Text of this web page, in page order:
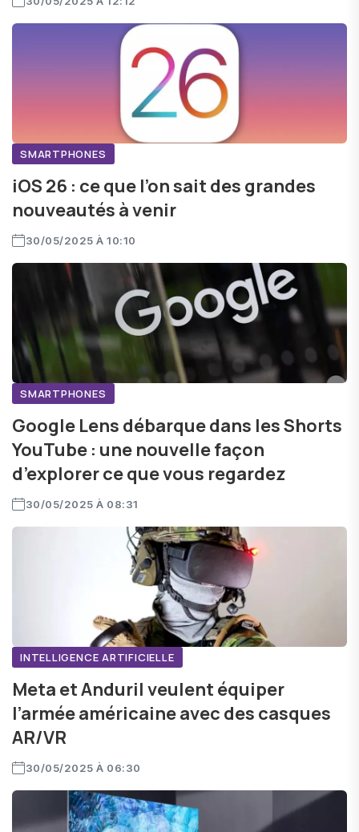
SMARTPHONES
iOS 26 : ce que l’on sait des grandes
nouveautés à venir
30/05/2025 À 10:10
SMARTPHONES
Google Lens débarque dans les Shorts
YouTube : une nouvelle façon
d’explorer ce que vous regardez
30/05/2025 À 08:31
INTELLIGENCE ARTIFICIELLE
Meta et Anduril veulent équiper
l’armée américaine avec des casques
AR/VR
30/05/2025 À 06:30